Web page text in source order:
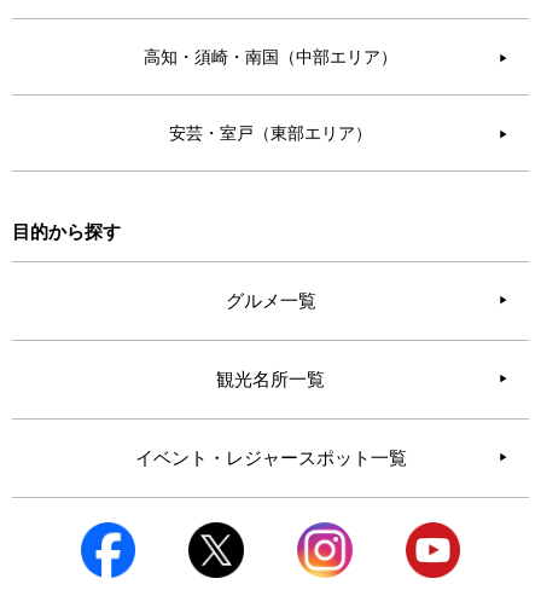
高知・須崎・南国（中部エリア） ▶︎
安芸・室戸（東部エリア） ▶︎
目的から探す
グルメ一覧
観光名所一覧
イベント・レジャースポット一覧